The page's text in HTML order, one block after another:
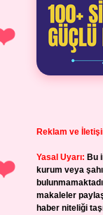
Reklam ve
Yasal Uyarı: Bu
kurum veya
makaleler
haber niteliği